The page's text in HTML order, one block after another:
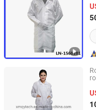
Shanghai, China
Xiamen Qianyu
Fujian, China